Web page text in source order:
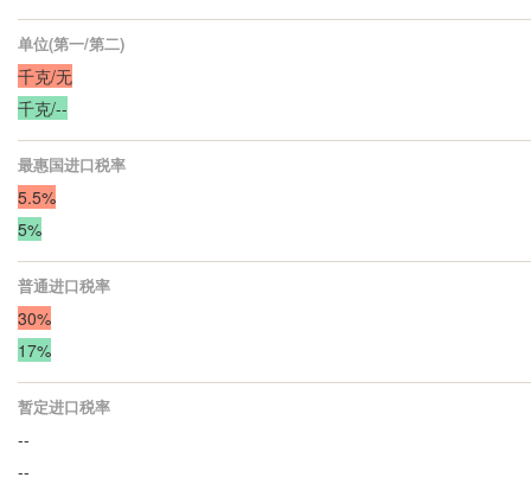
单位(第一/第二)
千克/无
千克/--
最惠国进口税率
5.5%
5%
普通进口税率
30%
17%
暂定进口税率
--
--